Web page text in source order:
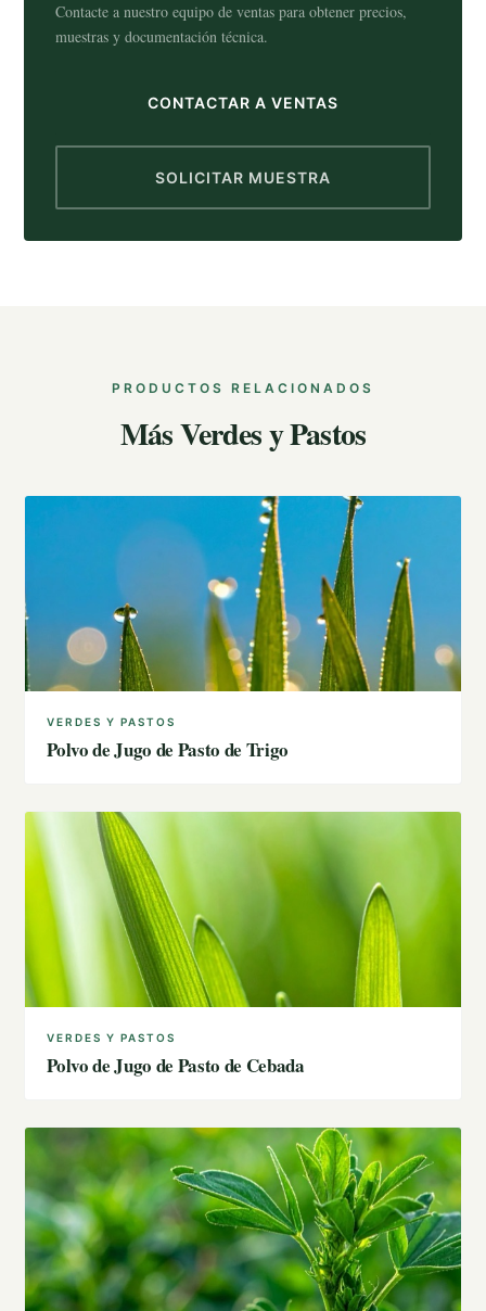
Contacte a nuestro equipo de ventas para obtener precios,
muestras y documentación técnica.
CONTACTAR A VENTAS
SOLICITAR MUESTRA
PRODUCTOS RELACIONADOS
Más Verdes y Pastos
VERDES Y PASTOS
Polvo de Jugo de Pasto de Trigo
VERDES Y PASTOS
Polvo de Jugo de Pasto de Cebada